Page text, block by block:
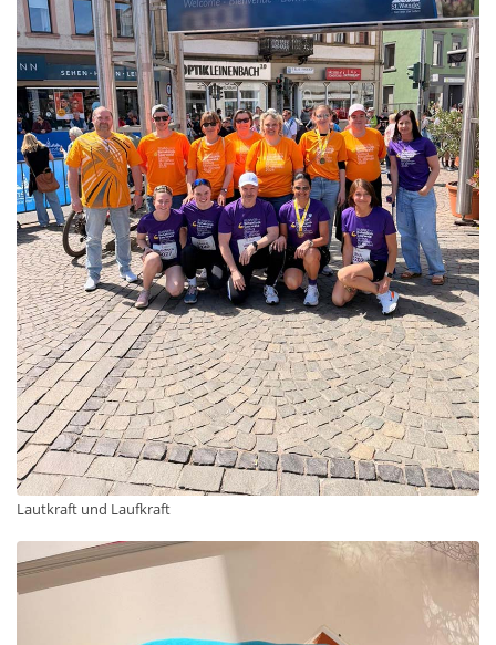
Lautkraft und Laufkraft